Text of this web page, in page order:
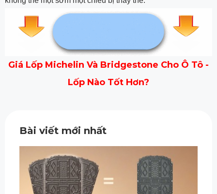
Giá Lốp Michelin Và Bridgestone Cho Ô Tô -
Lốp Nào Tốt Hơn?
Bài viết mới nhất